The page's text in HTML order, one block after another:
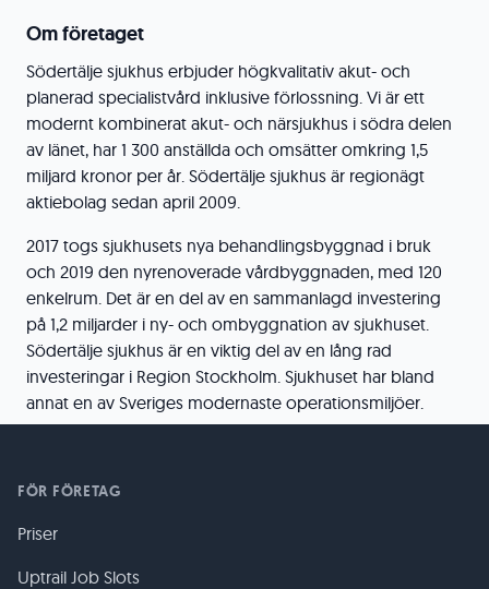
Om företaget
Södertälje sjukhus erbjuder högkvalitativ akut- och
planerad specialistvård inklusive förlossning. Vi är ett
modernt kombinerat akut- och närsjukhus i södra delen
av länet, har 1 300 anställda och omsätter omkring 1,5
miljard kronor per år. Södertälje sjukhus är regionägt
aktiebolag sedan april 2009.
2017 togs sjukhusets nya behandlingsbyggnad i bruk
och 2019 den nyrenoverade vårdbyggnaden, med 120
enkelrum. Det är en del av en sammanlagd investering
på 1,2 miljarder i ny- och ombyggnation av sjukhuset.
Södertälje sjukhus är en viktig del av en lång rad
investeringar i Region Stockholm. Sjukhuset har bland
annat en av Sveriges modernaste operationsmiljöer.
FÖR FÖRETAG
Priser
Uptrail Job Slots